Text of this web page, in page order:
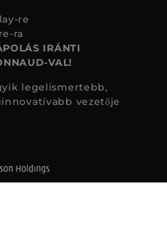
IRÁNTI
VAL!
legelismertebb,
vezetője